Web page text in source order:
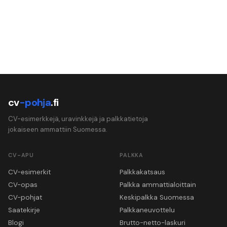
cv-pohja.fi
CV-esimerkkejä, uravinkkejä ja palkkatietoja
jokaiseen ammattiin Suomessa.
CV-APU
CV-esimerkit
CV-opas
CV-pohjat
Saatekirje
Blogi
PALKKA
Palkkakatsaus
Palkka ammattialoittain
Keskipalkka Suomessa
Palkkaneuvottelu
Brutto-netto-laskuri